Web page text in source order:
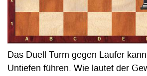
Das Duell Turm gegen Läufer
Untiefen führen. Wie lautet der